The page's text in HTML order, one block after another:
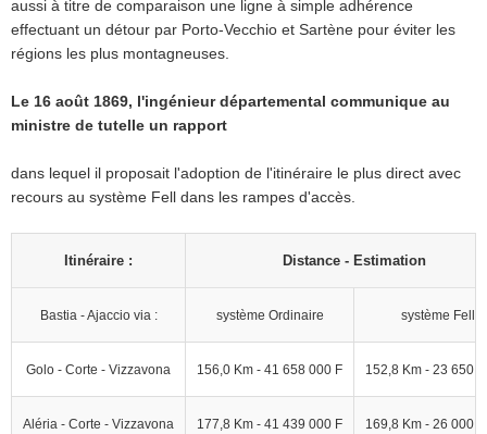
aussi à titre de comparaison une ligne à simple adhérence
effectuant un détour par Porto-Vecchio et Sartène pour éviter les
régions les plus montagneuses.
Le 16 août 1869, l'ingénieur départemental communique au
ministre de tutelle un rapport
dans lequel il proposait l'adoption de l'itinéraire le plus direct avec
recours au système Fell dans les rampes d'accès.
Itinéraire : Distance - Estimation
Bastia - Ajaccio via : système Ordinaire système Fell
Golo - Corte - Vizzavona 156,0 Km - 41 658 000 F 152,8 Km - 23 650
Aléria - Corte - Vizzavona 177,8 Km - 41 439 000 F 169,8 Km - 26 000